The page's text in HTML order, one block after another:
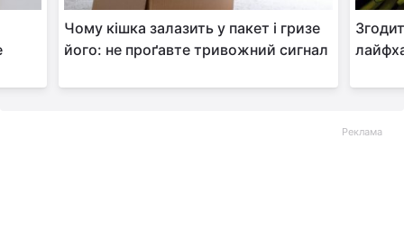
Чому кішка залазить у пакет і гризе
його: не проґавте тривожний сигнал
Реклама